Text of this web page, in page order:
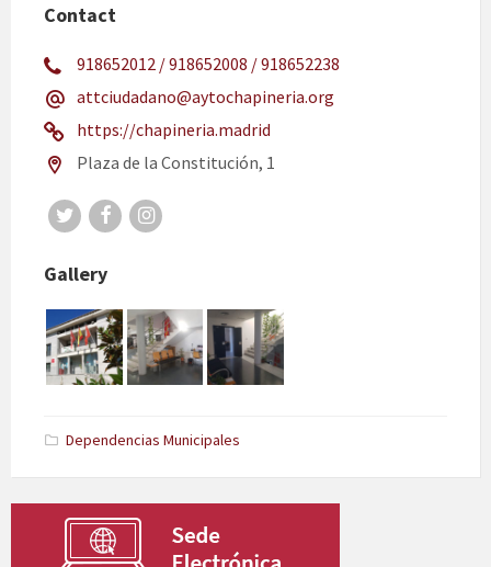
Contact
918652012 / 918652008 / 918652238
attciudadano@aytochapineria.org
https://chapineria.madrid
Plaza de la Constitución, 1
Gallery
Dependencias Municipales